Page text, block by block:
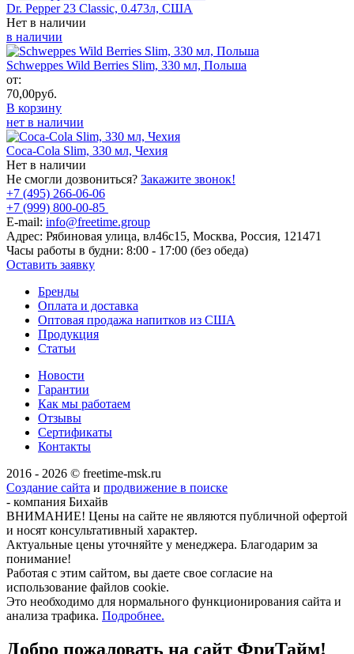
Dr. Pepper 23 Classic, 0.473л, США
Нет в наличии
в наличии
Schweppes Wild Berries Slim, 330 мл, Польша
от:
70,00руб.
В корзину
нет в наличии
Coca-Cola Slim, 330 мл, Чехия
Нет в наличии
Не смогли дозвониться? Закажите звонок!
+7 (495) 266-06-06
+7 (999) 800-00-85
E-mail: info@freetime.group
Адрес: Рябиновая улица, вл46с15, Москва, Россия, 121471
Часы работы в будни: 8:00 - 17:00 (без обеда)
Оставить заявку
Бренды
Оплата и доставка
Оптовая продажа напитков из США
Продукция
Статьи
Новости
Гарантии
Как мы работаем
Отзывы
Сертификаты
Контакты
2016 - 2026 © freetime-msk.ru
Создание сайта и продвижение в поиске
- компания Бихайв
ВНИМАНИЕ! Цены на сайте не являются публичной офертой
и носят консультативный характер.
Актуальные цены уточняйте у менеджера. Благодарим за
понимание!
Работая с этим сайтом, вы даете свое согласие на
использование файлов cookie.
Это необходимо для нормального функционирования сайта и
анализа трафика. Подробнее.
Добро пожаловать на сайт ФриТайм!